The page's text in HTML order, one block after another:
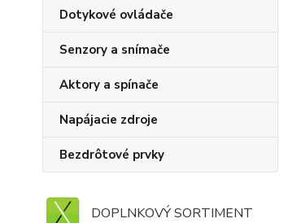
Dotykové ovládače
Senzory a snímače
Aktory a spínače
Napájacie zdroje
Bezdrôtové prvky
DOPLNKOVÝ SORTIMENT